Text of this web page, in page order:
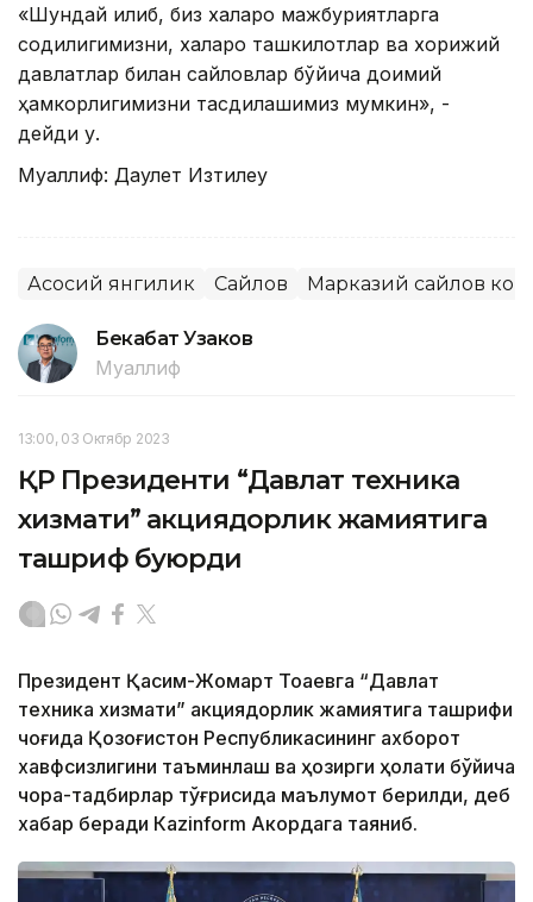
«Шундай қилиб, биз халқаро мажбуриятларга
содиқлигимизни, халқаро ташкилотлар ва хорижий
давлатлар билан сайловлар бўйича доимий
ҳамкорлигимизни тасдиқлашимиз мумкин», -
дейди у.
Муаллиф: Даулет Изтилеу
Асосий янгилик Сайлов Марказий сайлов
Бекабат Узаков
Муаллиф
13:00, 03 Октябр 2023
ҚР Президенти “Давлат техника
хизмати” акциядорлик жамиятига
ташриф буюрди
Президент Қасим-Жомарт Тоқаевга “Давлат
техника хизмати” акциядорлик жамиятига ташрифи
чоғида Қозоғистон Республикасининг ахборот
хавфсизлигини таъминлаш ва ҳозирги ҳолати бўйича
чора-тадбирлар тўғрисида маълумот берилди, деб
хабар беради Каzinform Акордага таяниб.